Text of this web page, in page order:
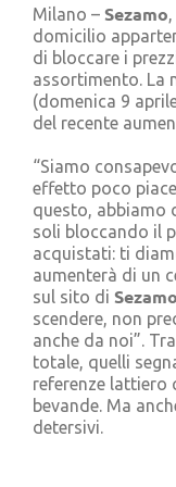
Cerca
per:
Milano – Sezamo
domicilio
di bloccare i
assortimento. La
(domenica 9
del recente
“Siamo
effetto poco
questo, abbiamo
soli bloccando il
acquistati: ti
aumenterà di un
sul sito di Sezamo
scendere, non
anche da noi”.
totale, quelli
referenze lattiero
bevande. Ma
detersivi.